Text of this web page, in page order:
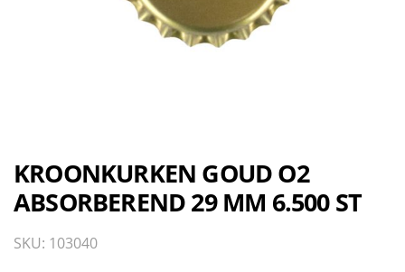
KROONKURKEN GOUD O2
ABSORBEREND 29 MM 6.500 ST
SKU: 103040